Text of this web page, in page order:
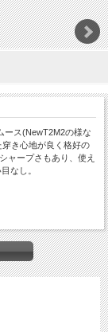
ース(NewT2M2の様な
き心地が良く格好の
ャープさもあり、使え
なし。